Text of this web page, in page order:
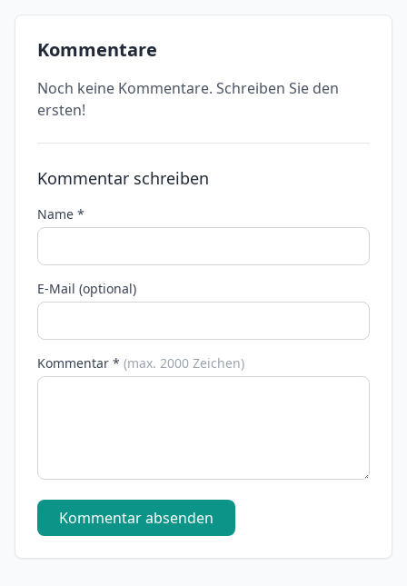
Kommentare
Noch keine Kommentare. Schreiben Sie den
ersten!
Kommentar schreiben
Name *
E-Mail (optional)
Kommentar * (max. 2000 Zeichen)
Kommentar absenden